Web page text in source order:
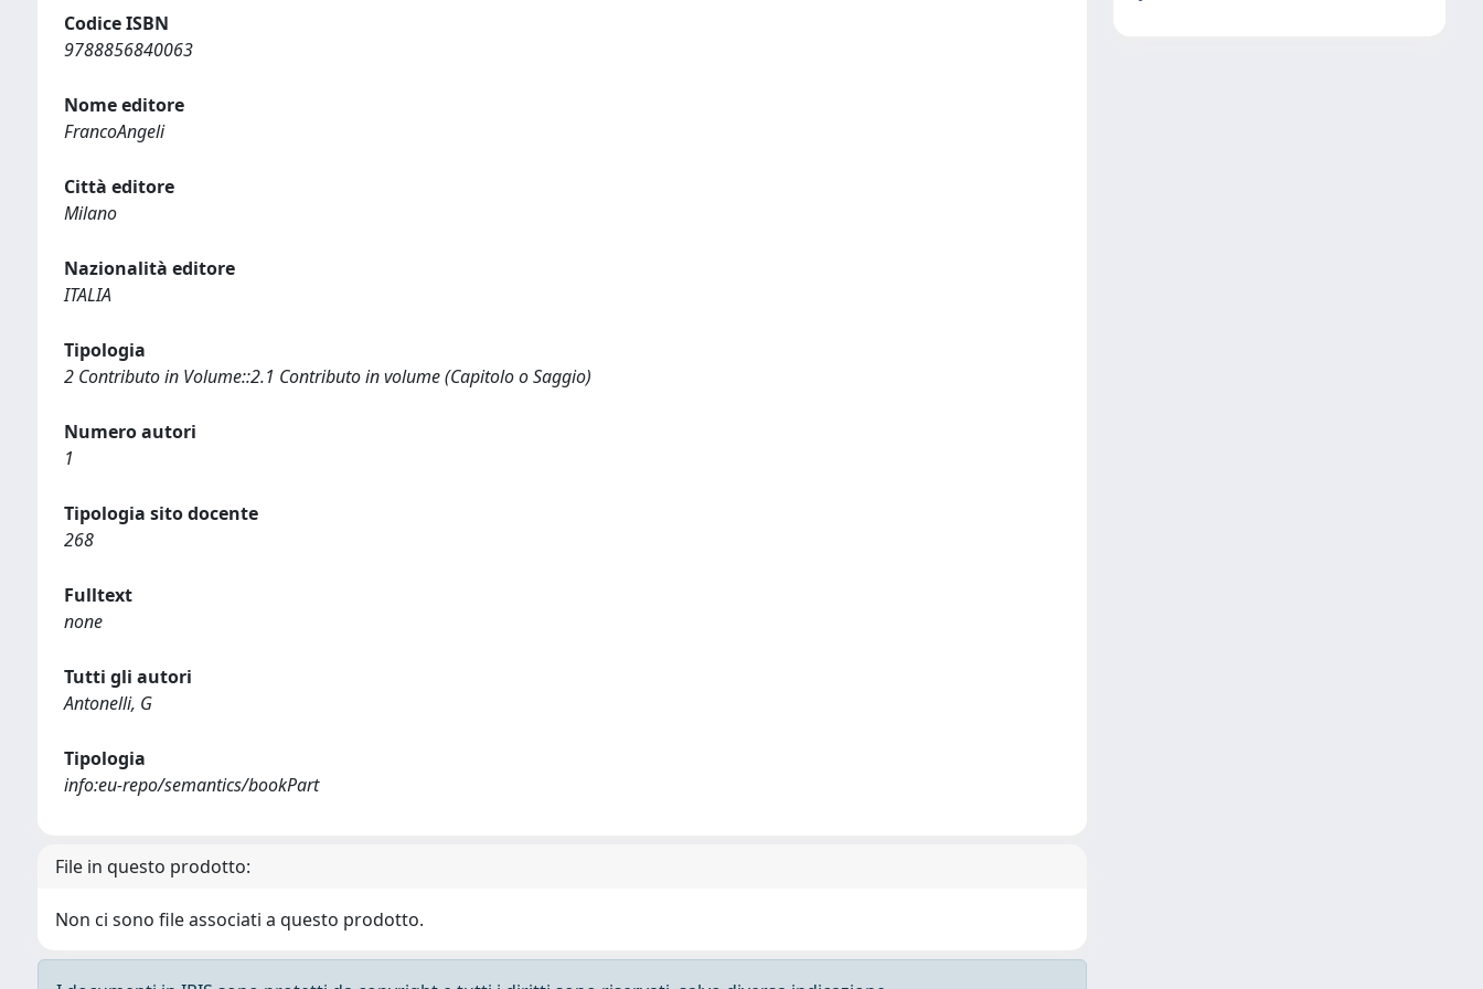
Codice ISBN
9788856840063
Nome editore
FrancoAngeli
Città editore
Milano
Nazionalità editore
ITALIA
Tipologia
2 Contributo in Volume::2.1 Contributo in volume (Capitolo o Saggio)
Numero autori
1
Tipologia sito docente
268
Fulltext
none
Tutti gli autori
Antonelli, G
Tipologia
info:eu-repo/semantics/bookPart
File in questo prodotto:
Non ci sono file associati a questo prodotto.